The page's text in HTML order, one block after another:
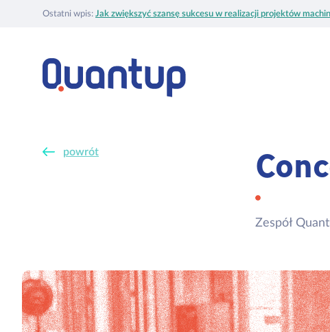
Ostatni wpis: Jak zwiększyć szansę sukcesu w realizacji projektów
powrót
Zespół